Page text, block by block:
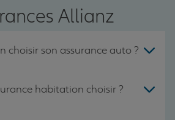
Allianz
choisir son assurance auto ?
habitation choisir ?